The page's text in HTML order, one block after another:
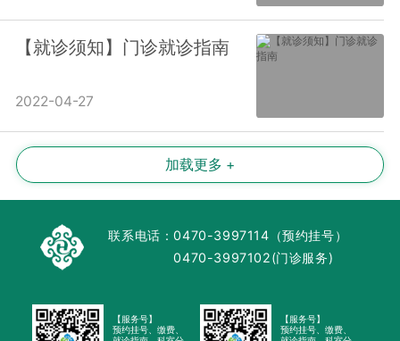
【就诊须知】门诊就诊指南
2022-04-27
加载更多 +
联系电话：0470-3997114（预约挂号）
0470-3997102(门诊服务)
【服务号】
预约挂号、缴费、
【服务号】
预约挂号、缴费、